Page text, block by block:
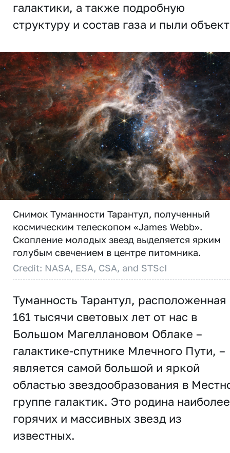
галактики, а также подробную
структуру и состав газа и пыли
Снимок Туманности Тарантул, полученный
космическим телескопом «James Webb».
Скопление молодых звезд выделяется ярким
голубым свечением в центре питомника.
Credit: NASA, ESA, CSA, and STScI
Туманность Тарантул, расположенная
161 тысячи световых лет от нас в
Большом Магеллановом Облаке –
галактике-спутнике Млечного Пути, –
является самой большой и яркой
областью звездообразования в
группе галактик. Это родина наиболее
горячих и массивных звезд из
известных.